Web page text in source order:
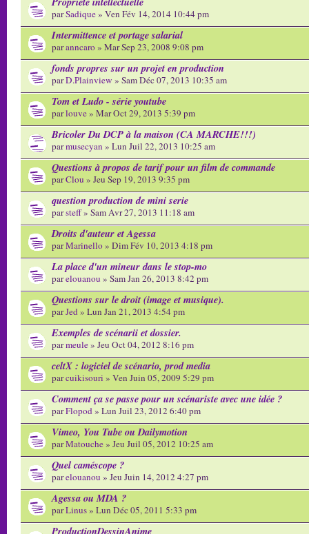
parSadique» Ven Fév 14, 2014 10:44 pm
Intermittence et portage salarial
paranncaro» Mar Sep 23, 2008 9:08 pm
fonds propres sur un projet en production
parD.Plainview » Sam Déc 07, 2013 10:35 am
Tom et Ludo - série youtube
parlouve» Mar Oct 29, 2013 5:39 pm
Bricoler Du DCP à la maison (CA MARCHE!!!)
parmusecyan » Lun Juil 22, 2013 10:25 am
Questions à propos de tarif pour un film de commande
parClou » Jeu Sep 19, 2013 9:35 pm
question production de mini serie
parsteff» Sam Avr 27, 2013 11:18 am
Droits d'auteur et Agessa
parMarinello» Dim Fév 10, 2013 4:18 pm
La place d'un mineur dans le stop-mo
parelouanou » Sam Jan 26, 2013 8:42 pm
Questions sur le droit (image et musique).
parJed» Lun Jan 21, 2013 4:54 pm
Exemples de scénarii et dossier.
parmeule» Jeu Oct 04, 2012 8:16 pm
celtX : logiciel de scénario, prod media
parcuikisouri » Ven Juin 05, 2009 5:29 pm
Comment ça se passe pour un scénariste avec une idée ?
parFlopod» Lun Juil 23, 2012 6:40 pm
Vimeo, You Tube ou Dailymotion
parMatouche» Jeu Juil 05, 2012 10:25 am
Quel caméscope ?
parelouanou » Jeu Juin 14, 2012 4:27 pm
Agessa ou MDA ?
parLinus» Lun Déc 05, 2011 5:33 pm
ProductionDessinAnime